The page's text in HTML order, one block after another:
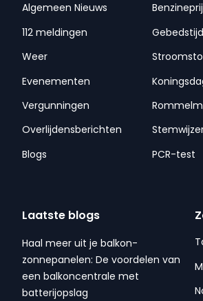
Algemeen Nieuws
112 meldingen
Weer
Evenementen
Vergunningen
Overlijdensberichten
Blogs
PCR-test
Laatste blogs
Haal meer uit je balkon-
zonnepanelen: De voordelen van
een balkoncentrale met
batterijopslag